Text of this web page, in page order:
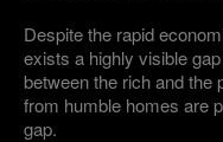
Despite the rapid
exists a highly visible
between the rich and the
from humble homes are
gap.